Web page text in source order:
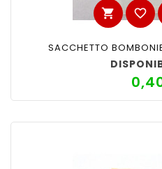
shopping_cart favorite_border
SACCHETTO